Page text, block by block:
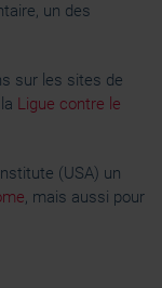
un des
sur les sites de
Ligue contre le
(USA) un
, mais aussi pour